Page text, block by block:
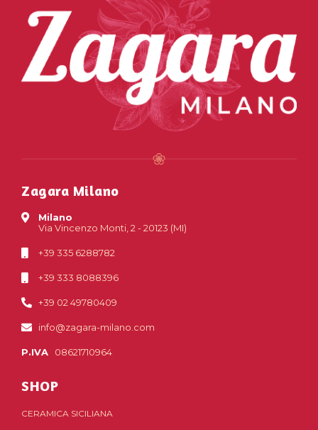
Zagara Milano
Milano
Via Vincenzo Monti, 2 - 20123 (MI)
+39 335 6288782
+39 333 8088396
+39 02 49780409
info@zagara-milano.com
P.IVA 08621710964
SHOP
CERAMICA SICILIANA